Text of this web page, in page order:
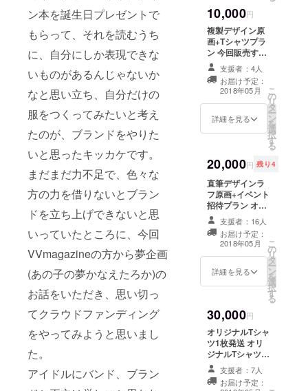
ン本を誕生日プレゼントで
もらって、それを読むうち
に、自分にしか表現できな
いものがあるんじゃないか
なと思い立ち、自分だけの
服をつくってみたいと考え
たのが、ブランドをやりた
いと思ったキッカケです。
まだまだ力不足で、色々な
方の力を借りないとブラン
ドを立ち上げできないと思
いっていたところに、今回
VVmagazineの方から夢企画
(あの子の夢かなえたろか)の
お話をいただき、思い切っ
てクラウドファンディング
をやってみようと思いまし
た。
アイドルにバンド、ブラン
リジナルブラン
ドTシャツですが
長袖のロングT
シャツを予定し
ています。 サイ
ズは Lサイズ:
着丈76、身幅55
XLサイズ:着丈
78、身幅60 の2
サイズとなりま
す。 ボディは現
在検討中になり
ても数センチと
なります。 リ
ターン内にサイ
ズを選べる項目
がありますの
で、希望のサイ
ズの方をクリッ
クお願いいたし
ます。 ※購入前
に上記数字の確
認をお願いいた
します
10,000円
複製デザイン原
画+Tシャツプラ
ン 今回販売する
Tシャツに使用す
る黒宮れいがデ
ザインした原画
(複製/コピー)1枚
に直筆サインを
付けて発送 オリ
ついて 今回制作
予定のオリジナ
ルブランドTシャ
ツですが長袖の
ロングTシャツを
予定していま
す。 サイズは
Lサイズ:着丈
76、身幅55
78、身幅60 の2
サイズとなりま
ますが、誤差出
ても数センチと
なります。 リ
ターン内にサイ
ズを選べる項目
がありますの
で、希望のサイ
支援者：4人
お届け予定：
2018年05月
詳細を見る
こ
の
リ
タ
ー
ン
を
選
択
す
る
20,000円 残り4
直筆デザインラ
フ原画+イベント
招待プラン オリ
ジナルTシャツ先
行発売トークイ
ベントへご招待
オリジナルTシャ
ツ1枚を先行発売
イベント時に1枚
手渡し 先行発売
イベント2チェキ
券1枚プレゼント
(当日のみ有効/サ
イン付) 直筆デザ
インラフ原画1枚
お渡し ・Tシャ
ツのサイズ等に
ついて 今回制作
予定のオリジナ
支援者：16人
お届け予定：
2018年05月
詳細を見る
こ
の
リ
タ
ー
ン
を
選
択
す
る
30,000円
オリジナルTシャ
ツ1枚発送 オリ
ジナルTシャツ着
用チェキ(サイン
入)1枚発送 私服
チェキ(支援者の
支援者：7人
お届け予定：